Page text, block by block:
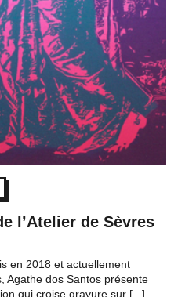
l’Atelier de Sèvres
en 2018 et actuellement
Agathe dos Santos présente
qui croise gravure sur [...]